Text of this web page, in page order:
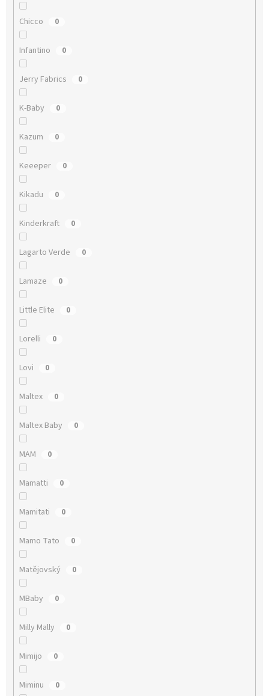
Chicco 0
Infantino 0
Jerry Fabrics 0
K-Baby 0
Kazum 0
Keeeper 0
Kikadu 0
Kinderkraft 0
Lagarto Verde 0
Lamaze 0
Little Elite 0
Lorelli 0
Lovi 0
Maltex 0
Maltex Baby 0
MAM 0
Mamatti 0
Mamitati 0
Mamo Tato 0
Matějovský 0
MBaby 0
Milly Mally 0
Mimijo 0
Miminu 0